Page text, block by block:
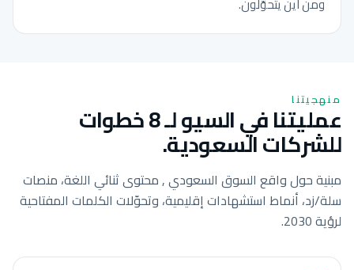
منهجيتنا
عمليتنا في السيو لـ 8 خطوات
للشركات السعودية.
مبنية حول واقع السوق السعودي , محتوى ثنائي اللغة، منصات
سلة/زد، أنماط استشهادات إقليمية، وتحوّلات الكلمات المفتاحية
لرؤية 2030.